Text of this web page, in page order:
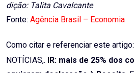
dição: Talita Cavalcante
Fonte: Agência Brasil – Economia
Como citar e referenciar este artigo:
NOTÍCIAS,.
IR: mais de 25% dos